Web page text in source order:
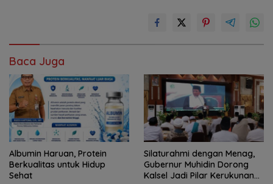
Baca Juga
Albumin Haruan, Protein
Berkualitas untuk Hidup
Sehat
Silaturahmi dengan Menag,
Gubernur Muhidin Dorong
Kalsel Jadi Pilar Kerukunan